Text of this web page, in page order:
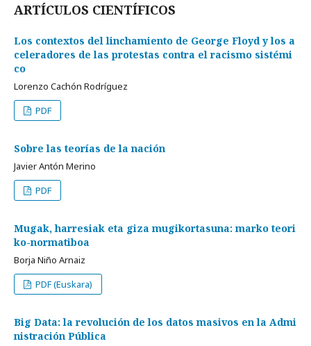
ARTÍCULOS CIENTÍFICOS
Los contextos del linchamiento de George Floyd y los a
celeradores de las protestas contra el racismo sistémi
co
Lorenzo Cachón Rodríguez
PDF
Sobre las teorías de la nación
Javier Antón Merino
PDF
Mugak, harresiak eta giza mugikortasuna: marko teori
ko-normatiboa
Borja Niño Arnaiz
PDF (Euskara)
Big Data: la revolución de los datos masivos en la Admi
nistración Pública